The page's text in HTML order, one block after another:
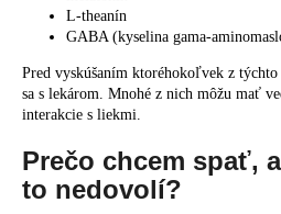
L-theanín
GABA (kyselina gama-
Pred vyskúšaním ktoréhokoľvek z
sa s lekárom. Mnohé z nich môžu mať
interakcie s liekmi.
Prečo chcem spať,
to nedovolí?